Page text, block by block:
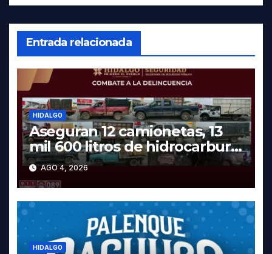
Entrada relacionada
HIDALGO
Aseguran 12 camionetas, 13
mil 600 litros de hidrocarburo
y dos vehículos robados en
Tula
AGO 4, 2026
HIDALGO